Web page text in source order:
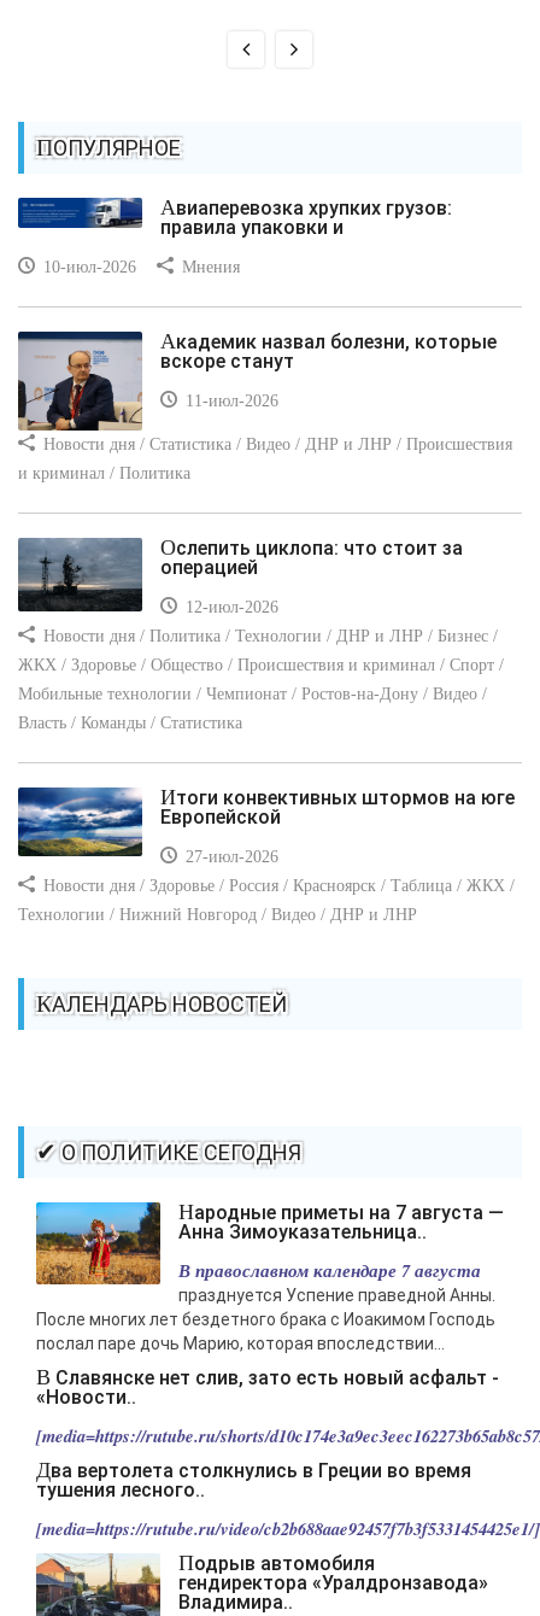
ПОПУЛЯРНОЕ
Авиаперевозка хрупких грузов:
правила упаковки и
10-июл-2026 Мнения
Академик назвал болезни, которые
вскоре станут
11-июл-2026
Новости дня / Статистика / Видео / ДНР и ЛНР / Происшествия
и криминал / Политика
Ослепить циклопа: что стоит за
операцией
12-июл-2026
Новости дня / Политика / Технологии / ДНР и ЛНР / Бизнес /
ЖКХ / Здоровье / Общество / Происшествия и криминал / Спорт /
Мобильные технологии / Чемпионат / Ростов-на-Дону / Видео /
Власть / Команды / Статистика
Итоги конвективных штормов на юге
Европейской
27-июл-2026
Новости дня / Здоровье / Россия / Красноярск / Таблица / ЖКХ /
Технологии / Нижний Новгород / Видео / ДНР и ЛНР
КАЛЕНДАРЬ НОВОСТЕЙ
✔ О ПОЛИТИКЕ СЕГОДНЯ
Народные приметы на 7 августа —
Анна Зимоуказательница..
В православном календаре 7 августа
празднуется Успение праведной Анны.
После многих лет бездетного брака с Иоакимом Господь
послал паре дочь Марию, которая впоследствии...
В Славянске нет слив, зато есть новый асфальт -
«Новости..
[media=https://rutube.ru/shorts/
Два вертолета столкнулись в Греции во время
тушения лесного..
[media=https://rutube.ru/video/
Подрыв автомобиля
гендиректора «Уралдронзавода»
Владимира..